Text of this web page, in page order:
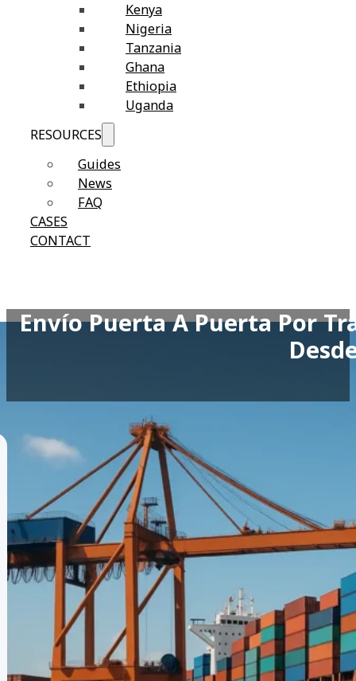
Kenya
Nigeria
Tanzania
Ghana
Ethiopia
Uganda
RESOURCES
Guides
News
FAQ
CASES
CONTACT
Envío Puerta A Puerta Por